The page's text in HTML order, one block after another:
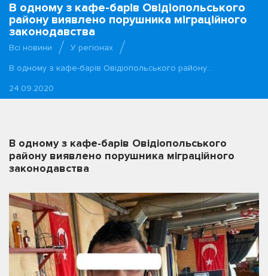
В одному з кафе-барів Овідіопольського
району виявлено порушника міграційного
законодавства
Всі новини
У регіонах
В одному з кафе-барів Овідіопольського району…
24.09.2020
В одному з кафе-барів Овідіопольського
району виявлено порушника міграційного
законодавства